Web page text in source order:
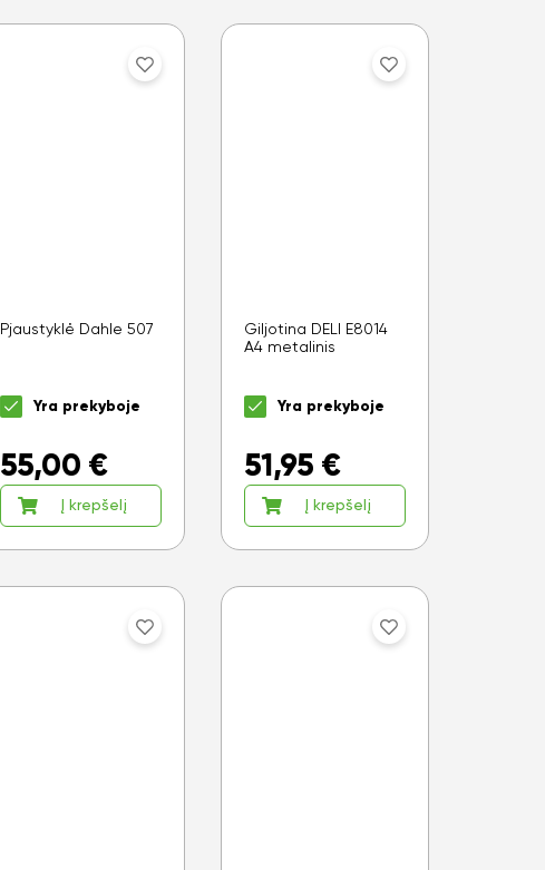
Pjaustyklė Dahle 507
Yra prekyboje
55,00 €
Į krepšelį
Giljotina DELI E8014
A4 metalinis
Yra prekyboje
51,95 €
Į krepšelį